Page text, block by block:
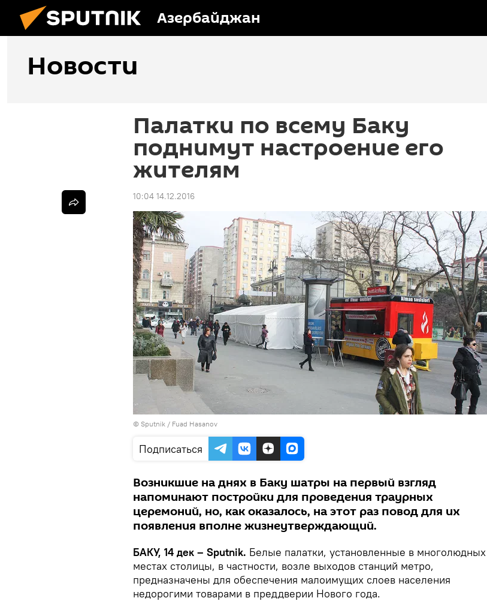
Азербайджан
Новости
Палатки по всему Баку
поднимут настроение его
жителям
10:04 14.12.2016
© Sputnik / Fuad Hasanov
Подписаться
Возникшие на днях в Баку шатры на первый взгляд
напоминают постройки для проведения траурных
церемоний, но, как оказалось, на этот раз повод для их
появления вполне жизнеутверждающий.
БАКУ, 14 дек – Sputnik. Белые палатки, установленные в многолюдных
местах столицы, в частности, возле выходов станций метро,
предназначены для обеспечения малоимущих слоев населения
недорогими товарами в преддверии Нового года.